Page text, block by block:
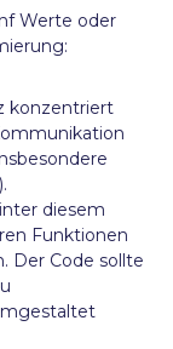
Werte oder
konzentriert
diesem
Funktionen
Der Code sollte